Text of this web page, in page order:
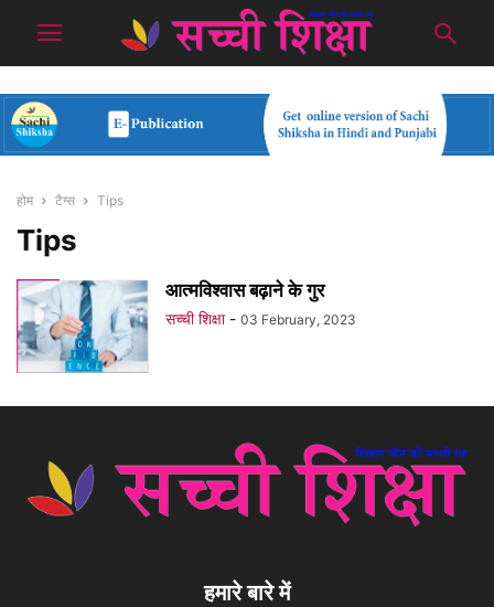
होम टैग्स Tips
Tips
आत्मविश्वास बढ़ाने के गुर
सच्ची शिक्षा - 03 February, 2023
हमारे बारे में